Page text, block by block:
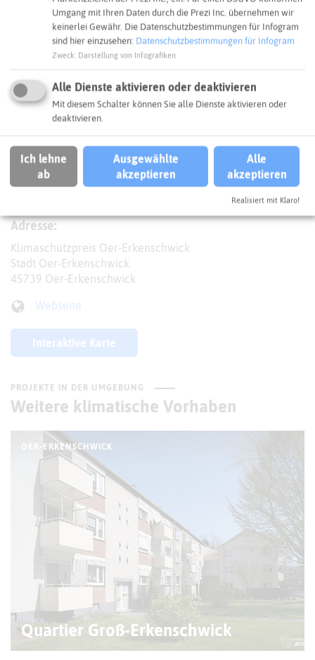
Adresse:
Klimaschutzpreis Oer-Erkenschwick
Stadt Oer-Erkenschwick
45739 Oer-Erkenschwick
Webseite
Interaktive Karte
PROJEKTE IN DER UMGEBUNG
Weitere klimatische Vorhaben
OER-ERKENSCHWICK
Quartier Groß-Erkenschwick
Umgang mit Ihren Daten durch die Prezi Inc. übernehmen wir
keinerlei Gewähr. Die Datenschutzbestimmungen für Infogram
sind hier einzusehen: Datenschutzbestimmungen für Infogram
Zweck Darstellung von Infografiken
Alle Dienste aktivieren oder deaktivieren
Mit diesem Schalter können Sie alle Dienste aktivieren oder
deaktivieren.
Ich lehne
ab
Ausgewählte
akzeptieren
Alle
akzeptieren
Realisiert mit Klaro!